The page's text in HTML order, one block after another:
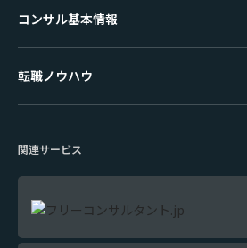
コンサル基本情報
転職ノウハウ
関連サービス